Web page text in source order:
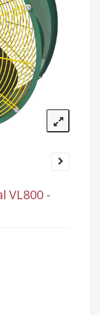
VL800 -